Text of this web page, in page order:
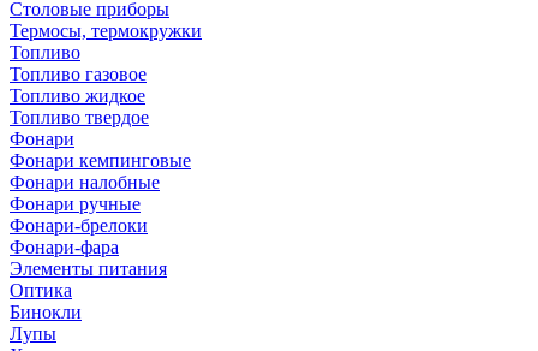
Столовые приборы
Термосы, термокружки
Топливо
Топливо газовое
Топливо жидкое
Топливо твердое
Фонари
Фонари кемпинговые
Фонари налобные
Фонари ручные
Фонари-брелоки
Фонари-фара
Элементы питания
Оптика
Бинокли
Лупы